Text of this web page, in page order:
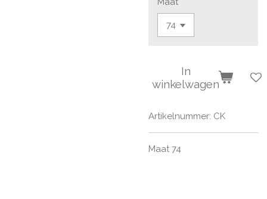
In
winkelwagen
Artikelnummer: CK
Maat 74